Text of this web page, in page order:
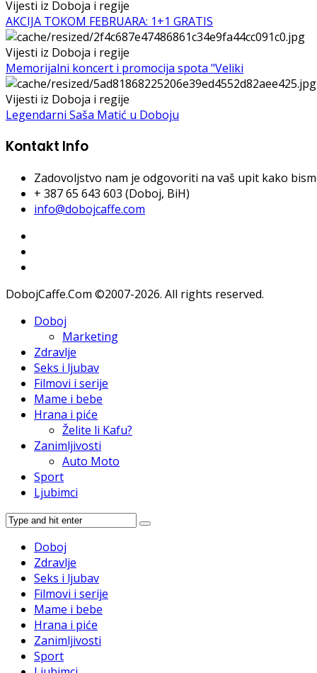
Vijesti iz Doboja i regije
AKCIJA TOKOM FEBRUARA: 1+1 GRATIS
Vijesti iz Doboja i regije
Memorijalni koncert i promocija spota "Veliki
Vijesti iz Doboja i regije
Legendarni Saša Matić u Doboju
Kontakt Info
Zadovoljstvo nam je odgovoriti na vaš upit kako
+ 387 65 643 603 (Doboj, BiH)
info@dobojcaffe.com
DobojCaffe.Com ©2007-2026. All rights reserved.
Doboj
Marketing
Zdravlje
Seks i ljubav
Filmovi i serije
Mame i bebe
Hrana i piće
Želite li Kafu?
Zanimljivosti
Auto Moto
Sport
Ljubimci
Doboj
Zdravlje
Seks i ljubav
Filmovi i serije
Mame i bebe
Hrana i piće
Zanimljivosti
Sport